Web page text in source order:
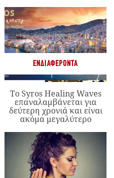
ΕΝΔΙΑΦΈΡΟΝΤΑ
Το Syros Healing Waves
επαναλαμβάνεται για
δεύτερη χρονιά και είναι
ακόμα μεγαλύτερο